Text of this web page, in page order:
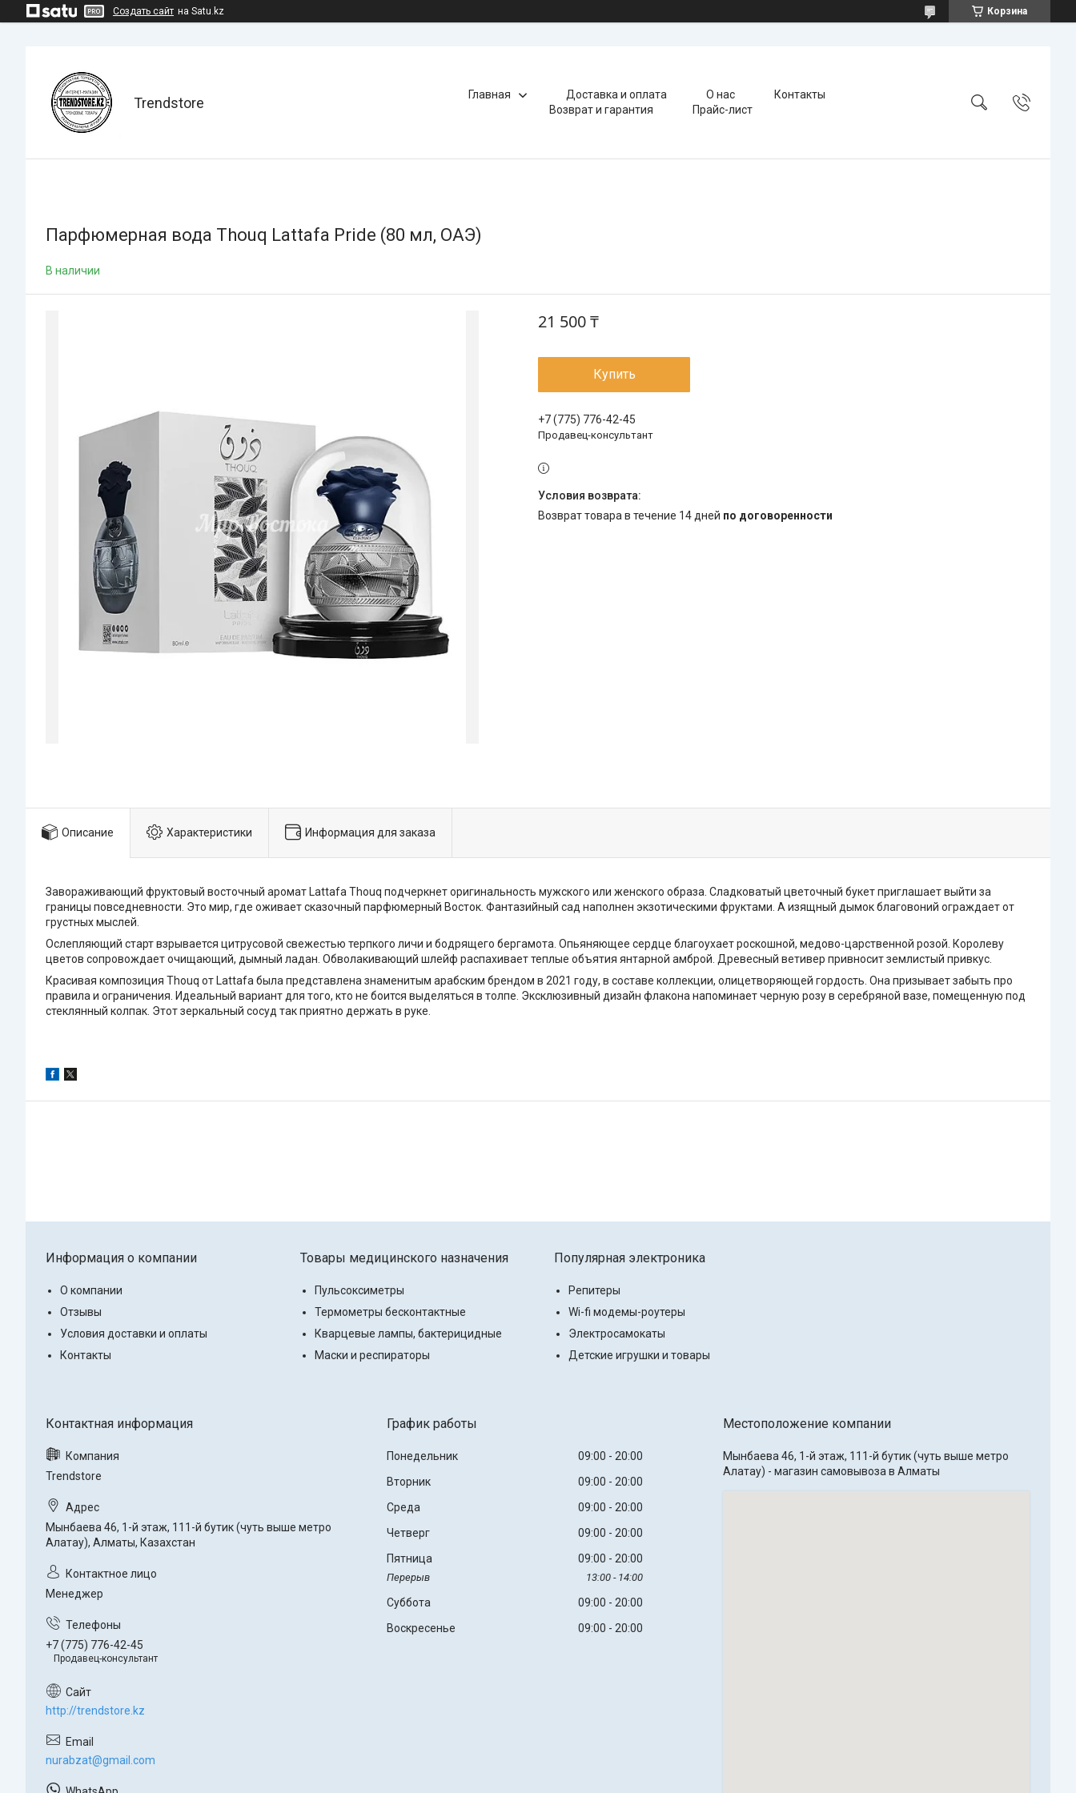
Создать сайт на Satu.kz Корзина
Trendstore Главная Доставка и оплата О нас
Контакты
Возврат и гарантия
Прайс-лист
Парфюмерная вода Thouq Lattafa Pride (80 мл, ОАЭ)
В наличии
21 500 ₸
Купить
+7 (775) 776-42-45
Продавец-консультант
возврат товара в течение 14 дней по договоренности
Описание Характеристики Информация для заказа
Завораживающий фруктовый восточный аромат Lattafa Thouq подчеркнет оригинальность мужского или женского образа. Сладковатый цветочный букет приглашает выйти за
границы повседневности. Это мир, где оживает сказочный парфюмерный Восток. Фантазийный сад наполнен экзотическими фруктами. А изящный дымок благовоний ограждает от
грустных мыслей.
Ослепляющий старт взрывается цитрусовой свежестью терпкого личи и бодрящего бергамота. Опьяняющее сердце благоухает роскошной, медово-царственной розой. Королеву
цветов сопровождает очищающий, дымный ладан. Обволакивающий шлейф распахивает теплые объятия янтарной амброй. Древесный ветивер привносит землистый привкус.
Красивая композиция Thouq от Lattafa была представлена знаменитым арабским брендом в 2021 году, в составе коллекции, олицетворяющей гордость. Она призывает забыть про
правила и ограничения. Идеальный вариант для того, кто не боится выделяться в толпе. Эксклюзивный дизайн флакона напоминает черную розу в серебряной вазе, помещенную под
стеклянный колпак. Этот зеркальный сосуд так приятно держать в руке.
Информация о компании
О компании
Отзывы
Условия доставки и оплаты
Контакты
Товары медицинского назначения
Пульсоксиметры
Термометры бесконтактные
Кварцевые лампы, бактерицидные
Маски и респираторы
Популярная электроника
Репитеры
Wi-fi модемы-роутеры
Электросамокаты
Детские игрушки и товары
Trendstore
Мынбаева 46, 1-й этаж, 111-й бутик (чуть выше метро
Алатау), Алматы, Казахстан
Менеджер
+7 (775) 776-42-45
Продавец-консультант
http://trendstore.kz
nurabzat@gmail.com
График работы
Понедельник 09:00
20:00
Вторник
09:00
20:00
Среда
09:00
20:00
Четверг
09:00
20:00
Пятница
09:00 20:00
13:00 14:00
Суббота 09:00
20:00
Воскресенье
09:00 20:00
Местоположение компании
Мынбаева 46, 1-й этаж, 111-й бутик (чуть выше метро
Алатау) - магазин самовывоза в Алматы